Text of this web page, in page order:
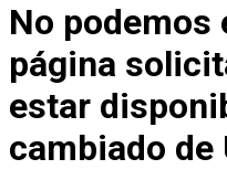
No podemos
página
estar
cambiado de